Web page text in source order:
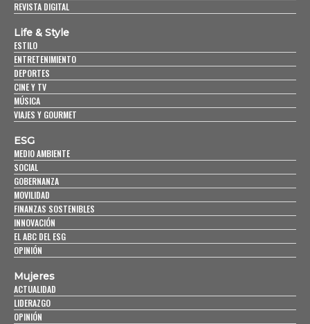
REVISTA DIGITAL
Life & Style
ESTILO
ENTRETENIMIENTO
DEPORTES
CINE Y TV
MÚSICA
VIAJES Y GOURMET
ESG
MEDIO AMBIENTE
SOCIAL
GOBERNANZA
MOVILIDAD
FINANZAS SOSTENIBLES
INNOVACIÓN
EL ABC DEL ESG
OPINIÓN
Mujeres
ACTUALIDAD
LIDERAZGO
OPINIÓN